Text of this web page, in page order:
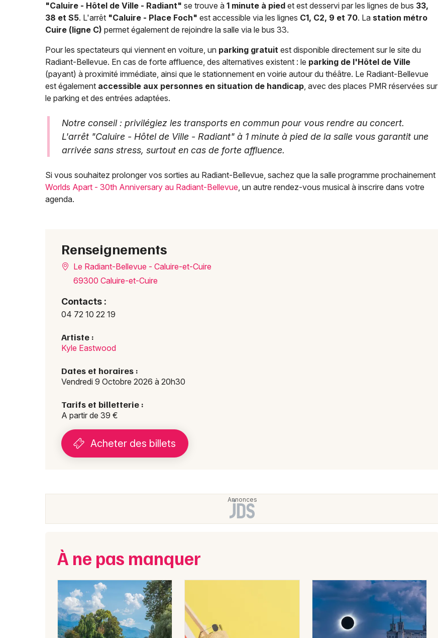
"Caluire - Hôtel de Ville - Radiant" se trouve à 1 minute à pied et est desservi par les lignes de bus 33,
38 et S5. L'arrêt "Caluire - Place Foch" est accessible via les lignes C1, C2, 9 et 70. La station métro
Cuire (ligne C) permet également de rejoindre la salle via le bus 33.
Pour les spectateurs qui viennent en voiture, un parking gratuit est disponible directement sur le site du
Radiant-Bellevue. En cas de forte affluence, des alternatives existent : le parking de l'Hôtel de Ville
(payant) à proximité immédiate, ainsi que le stationnement en voirie autour du théâtre. Le Radiant-Bellevue
est également accessible aux personnes en situation de handicap, avec des places PMR réservées sur
le parking et des entrées adaptées.
Notre conseil : privilégiez les transports en commun pour vous rendre au concert.
L'arrêt "Caluire - Hôtel de Ville - Radiant" à 1 minute à pied de la salle vous garantit une
arrivée sans stress, surtout en cas de forte affluence.
Si vous souhaitez prolonger vos sorties au Radiant-Bellevue, sachez que la salle programme prochainement
Worlds Apart - 30th Anniversary au Radiant-Bellevue, un autre rendez-vous musical à inscrire dans votre
agenda.
Renseignements
Le Radiant-Bellevue - Caluire-et-Cuire
69300 Caluire-et-Cuire
Contacts :
04 72 10 22 19
Artiste :
Kyle Eastwood
Dates et horaires :
Vendredi 9 Octobre 2026 à 20h30
Tarifs et billetterie :
A partir de 39 €
Acheter des billets
À ne pas manquer